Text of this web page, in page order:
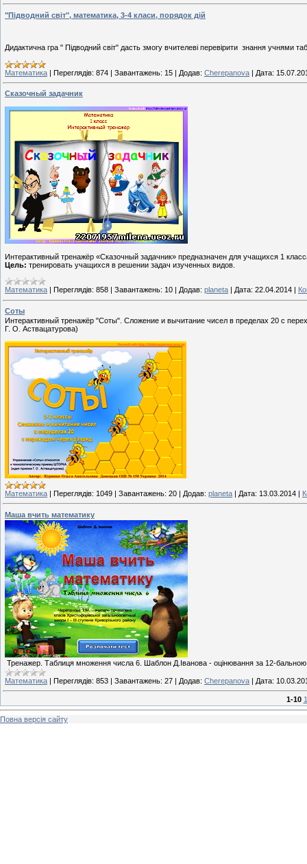
"Підводний світ", математика, 3-4 класи, порядок дій
Дидактична гра " Підводний світ" дасть змогу вчителеві перевірити знання учнями
Математика | Переглядів: 874 | Завантажень: 15 | Додав: Cherepanova | Дата:
Сказочный задачник
Интерактивный тренажёр «Сказочный задачник» предназначен для учащихся 1
Цель: тренировать учащихся в решении задач изученных видов.
Математика | Переглядів: 858 | Завантажень: 10 | Додав: planeta | Дата: 22.04.2014 |
Соты
Интерактивный тренажёр "Соты". Сложение и вычитание чисел в пределах 20 с
Г. О. Аствацатурова)
Математика | Переглядів: 1049 | Завантажень: 20 | Додав: planeta | Дата: 13.03.2014 |
Маша вчить математику
Тренажер. Таблиця множення числа 6. Шаблон Д.Іванова - оцінювання за 12-
Математика | Переглядів: 853 | Завантажень: 27 | Додав: Cherepanova | Дата:
1-10
Повна версія сайту